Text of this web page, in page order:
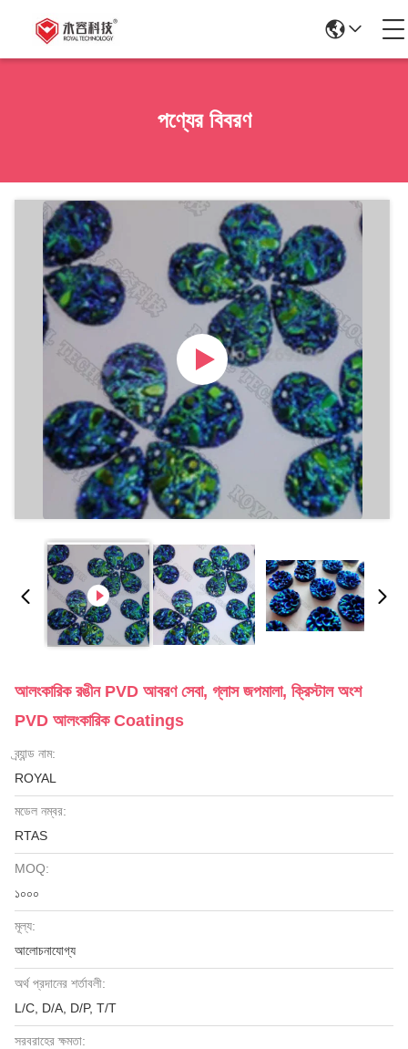
পণ্যের বিবরণ
আলংকারিক রঙীন PVD আবরণ সেবা, গ্লাস জপমালা, ক্রিস্টাল অংশ
PVD আলংকারিক Coatings
ব্র্যান্ড নাম:
ROYAL
মডেল নম্বর:
RTAS
MOQ:
১০০০
মূল্য:
আলোচনাযোগ্য
অর্থ প্রদানের শর্তাবলী:
L/C, D/A, D/P, T/T
সরবরাহের ক্ষমতা: